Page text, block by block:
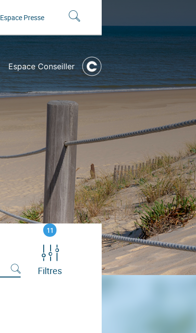
Espace Presse
Espace Conseiller
11
Filtres